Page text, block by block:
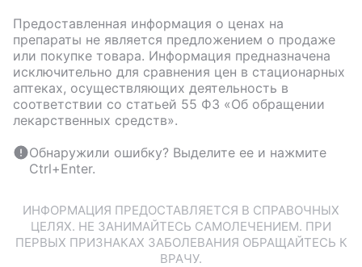
Предоставленная информация о ценах на
препараты не является предложением о продаже
или покупке товара. Информация предназначена
исключительно для сравнения цен в стационарных
аптеках, осуществляющих деятельность в
соответствии со статьей 55 ФЗ «Об обращении
лекарственных средств».
Обнаружили ошибку? Выделите ее и нажмите
Ctrl+Enter.
ИНФОРМАЦИЯ ПРЕДОСТАВЛЯЕТСЯ В СПРАВОЧНЫХ
ЦЕЛЯХ. НЕ ЗАНИМАЙТЕСЬ САМОЛЕЧЕНИЕМ. ПРИ
ПЕРВЫХ ПРИЗНАКАХ ЗАБОЛЕВАНИЯ ОБРАЩАЙТЕСЬ К
ВРАЧУ.